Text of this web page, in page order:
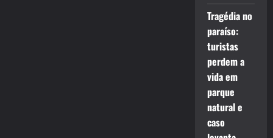
Tragédia no
paraíso:
turistas
perdem a
vida em
parque
natural e
caso